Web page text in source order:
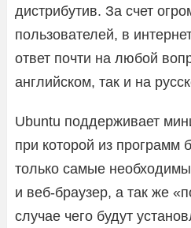
дистрибутив. За счет
пользователей, в
ответ почти на любой
английском, так и на
Ubuntu поддерживает
при которой из программ
только самые
и веб-браузер, а так же
случае чего будут